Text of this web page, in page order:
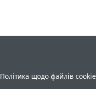
Політика щодо файлів cookie